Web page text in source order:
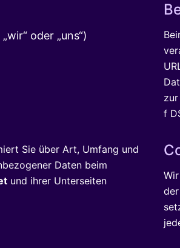
oder „uns“)
Sie über Art, Umfang und
Daten beim
und ihrer Unterseiten
f